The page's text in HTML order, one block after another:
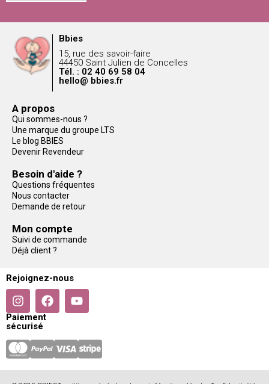
Bbies
15, rue des savoir-faire
44450 Saint Julien de Concelles
Tél. : 02 40 69 58 04
hello@ bbies.fr
A propos
Qui sommes-nous ?
Une marque du groupe LTS
Le blog BBIES
Devenir Revendeur
Besoin d'aide ?
Questions fréquentes
Nous contacter
Demande de retour
Mon compte
Suivi de commande
Déjà client ?
Rejoignez-nous
Paiement
sécurisé